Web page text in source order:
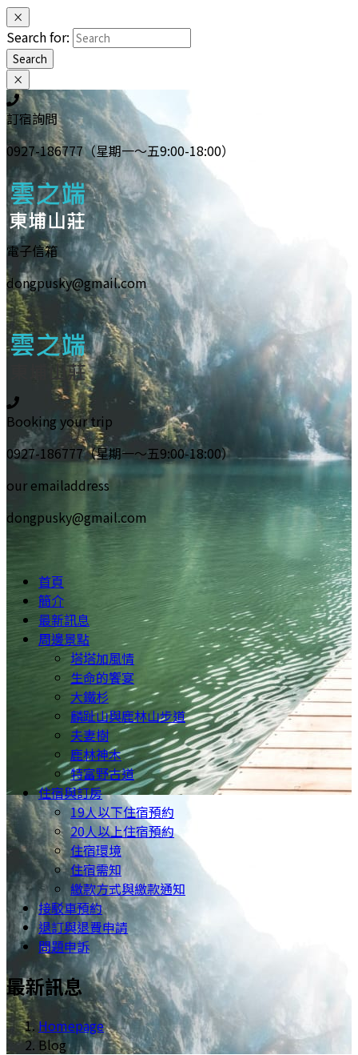
×
Search for:
Search
×
訂宿詢問
0927-186777（星期一～五9:00-18:00）
電子信箱
dongpusky@gmail.com
Booking your trip
0927-186777（星期一～五9:00-18:00）
our emailaddress
dongpusky@gmail.com
首頁
簡介
最新訊息
周邊景點
塔塔加風情
生命的饗宴
大鐵杉
麟趾山與鹿林山步道
夫妻樹
鹿林神木
特富野古道
住宿與訂房
19人以下住宿預約
20人以上住宿預約
住宿環境
住宿需知
繳款方式與繳款通知
接駁車預約
退訂與退費申請
問題申訴
最新訊息
Homepage
Blog